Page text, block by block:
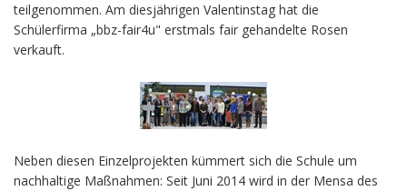
teilgenommen. Am diesjährigen Valentinstag hat die
Schülerfirma „bbz-fair4u" erstmals fair gehandelte Rosen
verkauft.
Neben diesen Einzelprojekten kümmert sich die Schule um
nachhaltige Maßnahmen: Seit Juni 2014 wird in der Mensa des